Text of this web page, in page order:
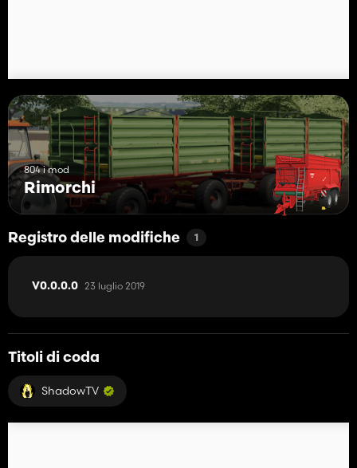
804 i mod
Rimorchi
Registro delle modifiche 1
V0.0.0.0 23 luglio 2019
Titoli di coda
ShadowTV